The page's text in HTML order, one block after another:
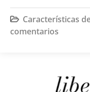
Características
comentarios